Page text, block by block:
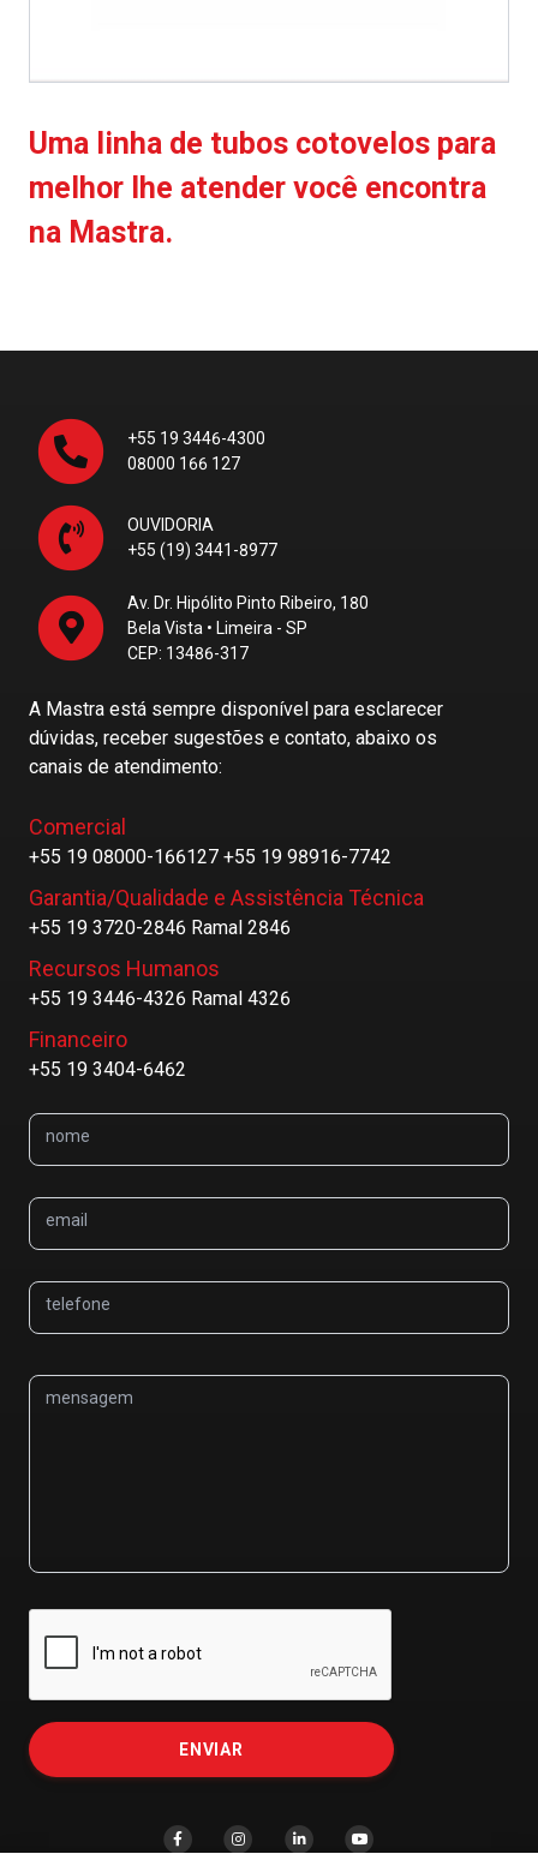
Uma linha de tubos cotovelos para
melhor lhe atender você encontra
na Mastra.
+55 19 3446-4300
08000 166 127
OUVIDORIA
+55 (19) 3441-8977
Av. Dr. Hipólito Pinto Ribeiro, 180
Bela Vista • Limeira - SP
CEP: 13486-317
A Mastra está sempre disponível para esclarecer
dúvidas, receber sugestões e contato, abaixo os
canais de atendimento:
Comercial
+55 19 08000-166127 +55 19 98916-7742
Garantia/Qualidade e Assistência Técnica
+55 19 3720-2846 Ramal 2846
Recursos Humanos
+55 19 3446-4326 Ramal 4326
Financeiro
+55 19 3404-6462
nome
email
telefone
mensagem
ENVIAR